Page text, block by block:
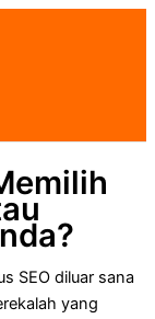
SEO diluar sana
yang